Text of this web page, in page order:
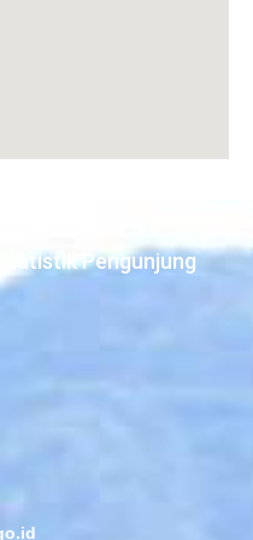
Statistik Pengunjung